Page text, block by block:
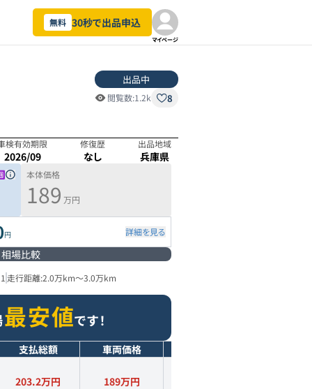
無料 30秒で出品申込
マイページ
出品中
閲覧数:1.2k 8
検有効期限
2026/09
修復歴
なし
出品地域
兵庫県
本体価格
189 万円
円 詳細を見る
相場比較
走行距離:2.0万km～3.0万km
最安値です！
支払総額 車両価格
203.2万円 189万円